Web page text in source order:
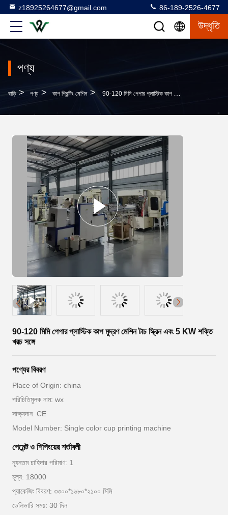
z18925264677@gmail.com 86-189-2526-4677
উদ্ধৃতি
পণ্য
বাড়ি > পণ্য > কাপ প্রিন্টিং মেশিন > 90-120 মিমি পেপার প্লাস্টিক কাপ মুদ্রণ মেশিন টাচ স্ক্রিন এবং 5 KW শক্তি খরচ সঙ্গে
90-120 মিমি পেপার প্লাস্টিক কাপ মুদ্রণ মেশিন টাচ স্ক্রিন এবং 5 KW শক্তি
খরচ সঙ্গে
পণ্যের বিবরণ
Place of Origin: china
পরিচিতিমুলক নাম: wx
সাক্ষ্যদান: CE
Model Number: Single color cup printing machine
পেমেন্ট ও শিপিংয়ের শর্তাবলী
ন্যূনতম চাহিদার পরিমাণ: 1
মূল্য: 18000
প্যাকেজিং বিবরণ: ৩৩০০*১৬৮০*২১০০ মিমি
ডেলিভারি সময়: 30 দিন